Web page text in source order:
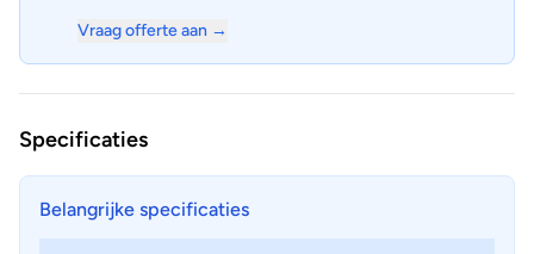
• De Human Detection Sensor draagt bij aan
energiebesparing en verhoging van het comfort.
• Door de Auto Clean+ en Freeze cleaning functie blijft
Vraag offerte aan →
Specificaties
Belangrijke specificaties